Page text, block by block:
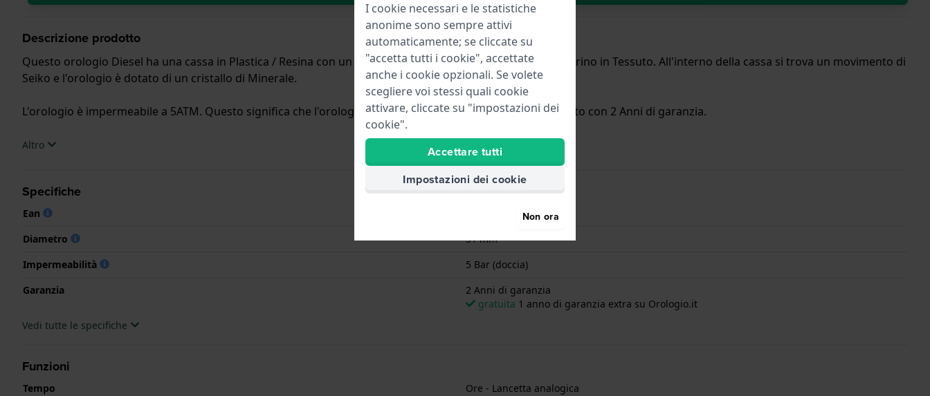
Descrizione prodotto
Questo orologio Diesel ha una cassa in Plastica / Resina con un diametro di 51 mm ed è dotato di un cinturino in Tessuto. All'interno della cassa si trova un movimento di
Seiko e l'orologio è dotato di un cristallo di Minerale.
L'orologio è impermeabile a 5ATM. Questo significa che l'orologio è adatto per la doccia. L'orologio è fornito con 2 Anni di garanzia.
.Altro
Specifiche
Ean
4064092323665
Diametro
51 mm
Impermeabilità
5 Bar (doccia)
Garanzia
2 Anni di garanzia
gratuita 1 anno di garanzia extra su Orologio.it
Vedi tutte le specifiche
Funzioni
Tempo
Ore - Lancetta analogica
I cookie necessari e le statistiche
anonime sono sempre attivi
automaticamente; se cliccate su
"accetta tutti i cookie", accettate
anche i cookie opzionali. Se volete
scegliere voi stessi quali cookie
attivare, cliccate su "impostazioni dei
cookie".
Accettare tutti
Impostazioni dei cookie
Non ora